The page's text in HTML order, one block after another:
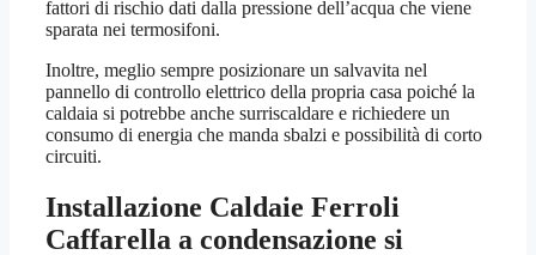
fattori di rischio dati dalla pressione dell’acqua che viene
sparata nei termosifoni.
Inoltre, meglio sempre posizionare un salvavita nel
pannello di controllo elettrico della propria casa poiché la
caldaia si potrebbe anche surriscaldare e richiedere un
consumo di energia che manda sbalzi e possibilità di corto
circuiti.
Installazione Caldaie Ferroli
Caffarella a condensazione si